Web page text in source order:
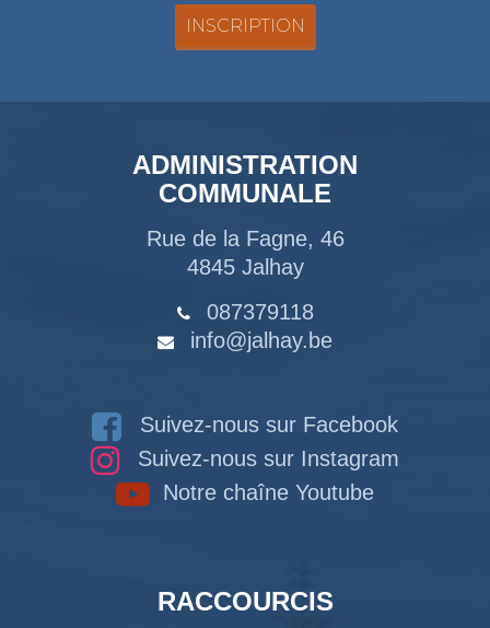
ADMINISTRATION
COMMUNALE
Rue de la Fagne, 46
4845 Jalhay
087379118
info@jalhay.be
Suivez-nous sur Facebook
Suivez-nous sur Instagram
Notre chaîne Youtube
RACCOURCIS